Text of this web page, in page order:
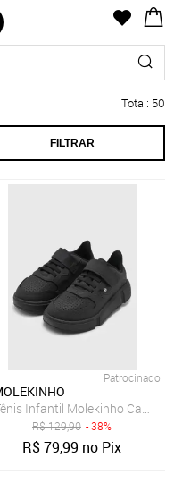
Total: 50
FILTRAR
Infantil
Patrocinado
Infantil Molekinho Casual
R$129,90 - 38%
R$79,99 no Pix